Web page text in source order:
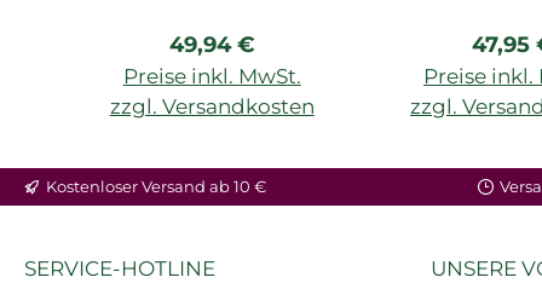
Regulärer Preis:
49,94 €
Preise inkl. MwSt.
zzgl. Versandkosten
47,95
Preise inkl.
zzgl.
Kostenloser Versand ab 10 €
SERVICE-HOTLINE UNSERE